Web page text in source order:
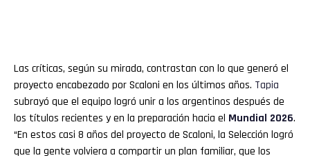
Las críticas, según su mirada, contrastan con lo que generó el
proyecto encabezado por Scaloni en los últimos años. Tapia
subrayó que el equipo logró unir a los argentinos después de
los títulos recientes y en la preparación hacia el Mundial 2026.
“En estos casi 8 años del proyecto de Scaloni, la Selección logró
que la gente volviera a compartir un plan familiar, que los